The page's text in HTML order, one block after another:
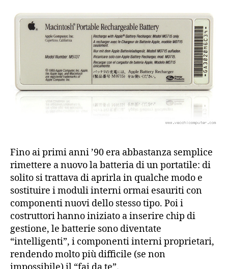
un
Macintosh
Portable
Fino ai primi anni ’90 era abbastanza semplice
rimettere a nuovo la batteria di un portatile: di
solito si trattava di aprirla in qualche modo e
sostituire i moduli interni ormai esauriti con
componenti nuovi dello stesso tipo. Poi i
costruttori hanno iniziato a inserire chip di
gestione, le batterie sono diventate
“intelligenti”, i componenti interni proprietari,
rendendo molto più difficile (se non